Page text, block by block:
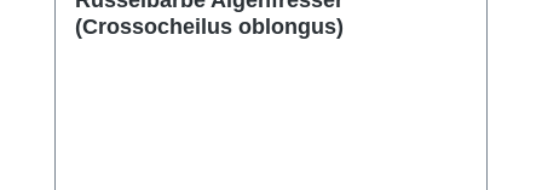
(Crossocheilus oblongus)